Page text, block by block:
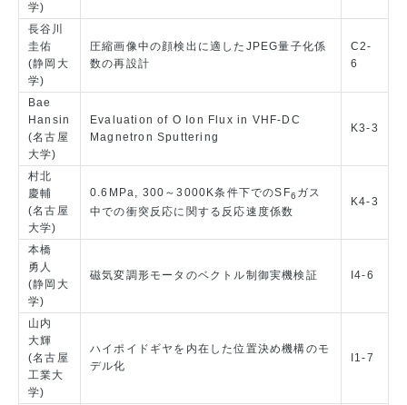
学)
長谷川
圭佑
(静岡大
学)
圧縮画像中の顔検出に適したJPEG量子化係
数の再設計
C2-
6
Bae
Hansin
(名古屋
大学)
Evaluation of O Ion Flux in VHF-DC
Magnetron Sputtering
K3-3
村北
慶輔
(名古屋
大学)
0.6MPa, 300～3000K条件下でのSF6 ガス
中での衝突反応に関する反応速度係数
K4-3
本橋
勇人
(静岡大
学)
磁気変調形モータのベクトル制御実機検証 I4-6
山内
大輝
(名古屋
工業大
学)
ハイポイドギヤを内在した位置決め機構のモ
デル化
I1-7